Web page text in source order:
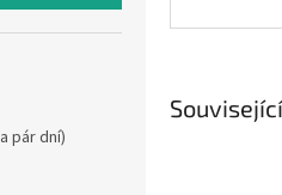
pár dní)